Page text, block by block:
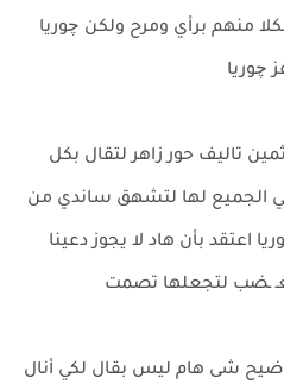
منهم برأي ومرح ولكن چوريا
چوريا
تاليف حور زاهر لتقال بكل
الجميع لها لتشهق ساندي من
اعتقد بأن هاد لا يجوز دعينا
ـضب لتجعلها تصمت
شى هام ليس بقال لكي أنال